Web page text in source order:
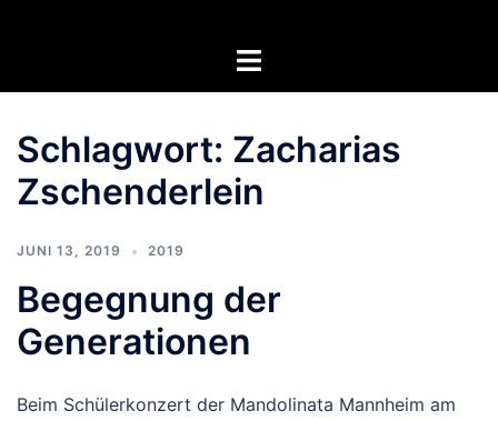
Menü
Schlagwort: Zacharias
Zschenderlein
JUNI 13, 2019 2019
Begegnung der
Generationen
Beim Schülerkonzert der Mandolinata Mannheim am